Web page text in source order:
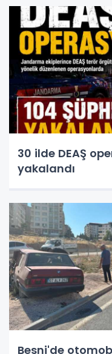
30 ilde DEAŞ
yakalandı
Besni'de